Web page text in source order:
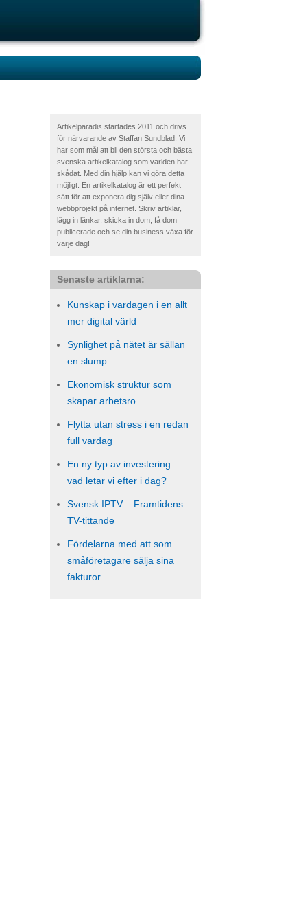
Artikelparadis startades 2011 och drivs
för närvarande av Staffan Sundblad. Vi
har som mål att bli den största och bästa
svenska artikelkatalog som världen har
skådat. Med din hjälp kan vi göra detta
möjligt. En artikelkatalog är ett perfekt
sätt för att exponera dig själv eller dina
webbprojekt på internet. Skriv artiklar,
lägg in länkar, skicka in dom, få dom
publicerade och se din business växa för
varje dag!
Senaste artiklarna:
Kunskap i vardagen i en allt
mer digital värld
Synlighet på nätet är sällan
en slump
Ekonomisk struktur som
skapar arbetsro
Flytta utan stress i en redan
full vardag
En ny typ av investering –
vad letar vi efter i dag?
Svensk IPTV – Framtidens
TV-tittande
Fördelarna med att som
småföretagare sälja sina
fakturor